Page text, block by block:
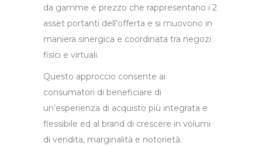
da gamme e prezzo che rappresentano i 2
asset portanti dell’offerta e si muovono in
maniera sinergica e coordinata tra negozi
fisici e virtuali.
Questo approccio consente ai
consumatori di beneficiare di
un’esperienza di acquisto più integrata e
flessibile ed al brand di crescere in volumi
di vendita, marginalità e notorietà.